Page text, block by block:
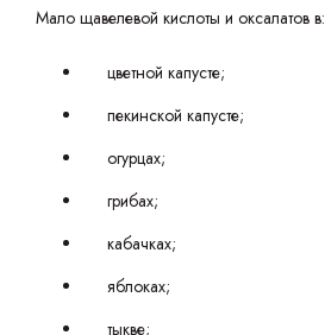
Мало щавелевой кислоты и оксалатов в:
цветной капусте;
пекинской капусте;
огурцах;
грибах;
кабачках;
яблоках;
тыкве;